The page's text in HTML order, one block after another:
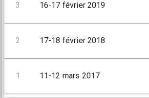
3 16-17 février 2019
2 17-18 février 2018
1 11-12 mars 2017